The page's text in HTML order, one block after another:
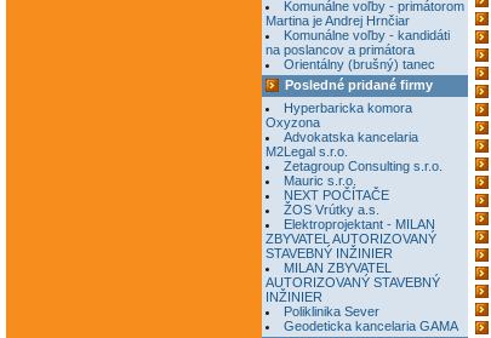
Komunálne voľby - primátorom
Martina je Andrej Hrnčiar
Komunálne voľby - kandidáti
na poslancov a primátora
Orientálny (brušný) tanec
Posledné pridané firmy
Hyperbaricka komora
Oxyzona
Advokatska kancelaria
M2Legal s.r.o.
Zetagroup Consulting s.r.o.
Mauric s.r.o.
NEXT POČÍTAČE
ŽOS Vrútky a.s.
Elektroprojektant - MILAN
ZBYVATEL AUTORIZOVANÝ
STAVEBNÝ INŽINIER
MILAN ZBYVATEL
AUTORIZOVANÝ STAVEBNÝ
INŽINIER
Poliklinika Sever
Geodeticka kancelaria GAMA